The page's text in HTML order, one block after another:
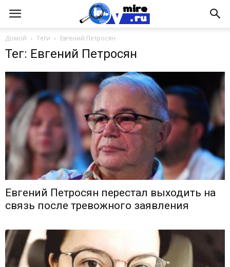
Домой Теги Евгений Петросян
Тег: Евгений Петросян
Евгений Петросян перестал выходить на
связь после тревожного заявления